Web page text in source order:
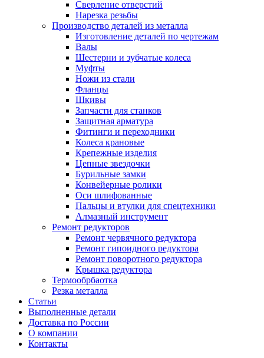
Сверление отверстий
Нарезка резьбы
Производство деталей из металла
Изготовление деталей по чертежам
Валы
Шестерни и зубчатые колеса
Муфты
Ножи из стали
Фланцы
Шкивы
Запчасти для станков
Защитная арматура
Фитинги и переходники
Колеса крановые
Крепежные изделия
Цепные звездочки
Бурильные замки
Конвейерные ролики
Оси шлифованные
Пальцы и втулки для спецтехники
Алмазный инструмент
Ремонт редукторов
Ремонт червячного редуктора
Ремонт гипоидного редуктора
Ремонт поворотного редуктора
Крышка редуктора
Термообрбаотка
Резка металла
Статьи
Выполненные детали
Доставка по России
О компании
Контакты